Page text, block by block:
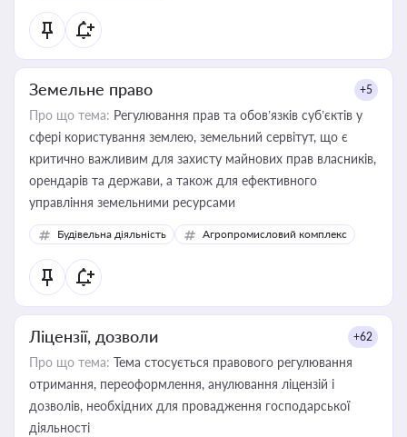
Земельне право +5
Про що тема: Регулювання прав та обов’язків суб’єктів у
сфері користування землею, земельний сервітут, що є
критично важливим для захисту майнових прав власників,
орендарів та держави, а також для ефективного
управління земельними ресурсами
Будівельна діяльність Агропромисловий комплекс
Ліцензії, дозволи +62
Про що тема: Тема стосується правового регулювання
отримання, переоформлення, анулювання ліцензій і
дозволів, необхідних для провадження господарської
діяльності